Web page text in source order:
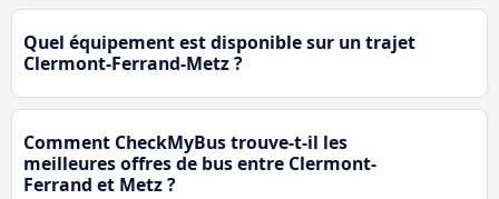
Quel équipement est disponible sur un trajet
Clermont-Ferrand-Metz ?
Comment CheckMyBus trouve-t-il les
meilleures offres de bus entre Clermont-
Ferrand et Metz ?